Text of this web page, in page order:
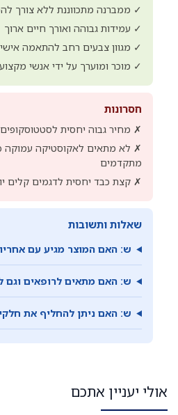
✓ ממברנה מתכווננת ללא צורך
✓ עמידות גבוהה ואורך חיים ארוך
✓ מגוון צבעים רחב להתאמה
✓ מוכר ומוערך על ידי אנשי
חסרונות
✗ מחיר גבוה יחסית
✗ לא מתאים לאקוסטיקה עמוקה
מתקדמים
✗ קצת כבד יחסית לדגמים קלים
שאלות ותשובות
ש: האם המוצר מגיע עם
ש: האם מתאים לרופאים וגם
ש: האם ניתן להחליף את חלקי
אולי יעניין אתכם